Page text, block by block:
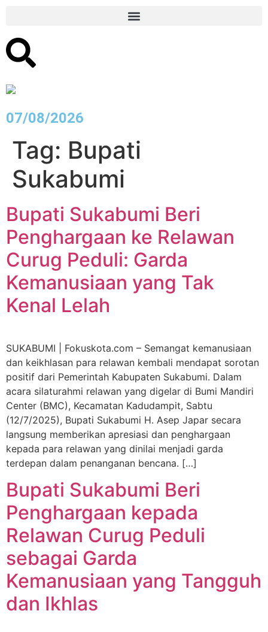
07/08/2026
Tag: Bupati
Sukabumi
Bupati Sukabumi Beri
Penghargaan ke Relawan
Curug Peduli: Garda
Kemanusiaan yang Tak
Kenal Lelah
SUKABUMI | Fokuskota.com – Semangat kemanusiaan
dan keikhlasan para relawan kembali mendapat sorotan
positif dari Pemerintah Kabupaten Sukabumi. Dalam
acara silaturahmi relawan yang digelar di Bumi Mandiri
Center (BMC), Kecamatan Kadudampit, Sabtu
(12/7/2025), Bupati Sukabumi H. Asep Japar secara
langsung memberikan apresiasi dan penghargaan
kepada para relawan yang dinilai menjadi garda
terdepan dalam penanganan bencana. […]
Bupati Sukabumi Beri
Penghargaan kepada
Relawan Curug Peduli
sebagai Garda
Kemanusiaan yang Tangguh
dan Ikhlas